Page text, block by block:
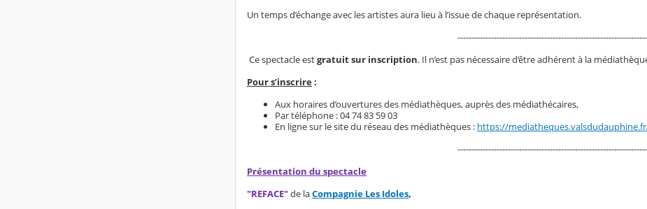
Un temps d’échange avec les artistes aura lieu à l’issue de chaque représentation.
Ce spectacle estgratuit sur inscription. Il n’est pas nécessaire d’être adhérent à la
Pour s’inscrire:
Aux horaires d’ouvertures des médiathèques, auprès des médiathécaires,
Par téléphone : 04 74 83 59 03
En ligne sur le site du réseau des médiathèques : https://
Présentation du spectacle
"REFACE"de laCompagnie Les Idoles,